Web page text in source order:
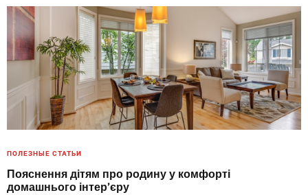
ПОЛЕЗНЫЕ СТАТЬИ
Пояснення дітям про родину у комфорті
домашнього інтер’єру